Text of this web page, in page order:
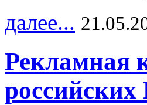
далее...
Рекламная